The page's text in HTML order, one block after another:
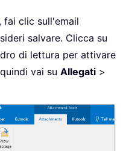
, fai clic sull'email
salvare. Clicca su
di lettura per attivare
vai su Allegati >